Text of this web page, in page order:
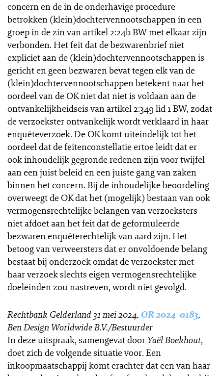
concern en de in de onderhavige procedure
betrokken (klein)dochtervennootschappen in een
groep in de zin van artikel 2:24b BW met elkaar zijn
verbonden. Het feit dat de bezwarenbrief niet
expliciet aan de (klein)dochtervennootschappen is
gericht en geen bezwaren bevat tegen elk van de
(klein)dochtervennootschappen betekent naar het
oordeel van de OK niet dat niet is voldaan aan de
ontvankelijkheidseis van artikel 2:349 lid 1 BW, zodat
de verzoekster ontvankelijk wordt verklaard in haar
enquêteverzoek. De OK komt uiteindelijk tot het
oordeel dat de feitenconstellatie ertoe leidt dat er
ook inhoudelijk gegronde redenen zijn voor twijfel
aan een juist beleid en een juiste gang van zaken
binnen het concern. Bij de inhoudelijke beoordeling
overweegt de OK dat het (mogelijk) bestaan van ook
vermogensrechtelijke belangen van verzoeksters
niet afdoet aan het feit dat de geformuleerde
bezwaren enquêterechtelijk van aard zijn. Het
betoog van verweersters dat er onvoldoende belang
bestaat bij onderzoek omdat de verzoekster met
haar verzoek slechts eigen vermogensrechtelijke
doeleinden zou nastreven, wordt niet gevolgd.
Rechtbank Gelderland 31 mei 2024, OR 2024-0183,
Ben Design Worldwide B.V./Bestuurder
In deze uitspraak, samengevat door Yaël Boekhout,
doet zich de volgende situatie voor. Een
inkoopmaatschappij komt erachter dat een van haar